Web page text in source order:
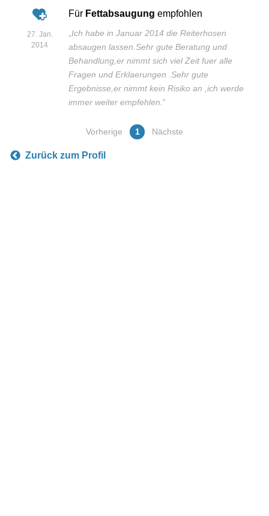
27. Jan.
2014
Für Fettabsaugung empfohlen
Ich habe in Januar 2014 die Reiterhosen
absaugen lassen.Sehr gute Beratung und
Behandlung,er nimmt sich viel Zeit fuer alle
Fragen und Erklaerungen .Sehr gute
Ergebnisse,er nimmt kein Risiko an ,ich werde
immer weiter empfehlen. ”
Vorherige 1 Nächste
Zurück zum Profil